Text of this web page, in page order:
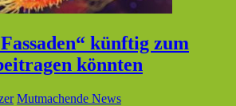
künftig zum
könnten
Mutmachende News